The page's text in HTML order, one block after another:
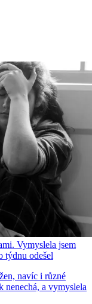
Vymyslela jsem
týdnu odešel
navíc i různé
nenechá, a vymyslela